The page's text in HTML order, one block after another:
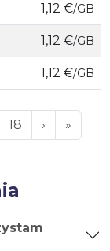
1,12 €/GB
1,12 €/GB
1,12 €/GB
18 › »